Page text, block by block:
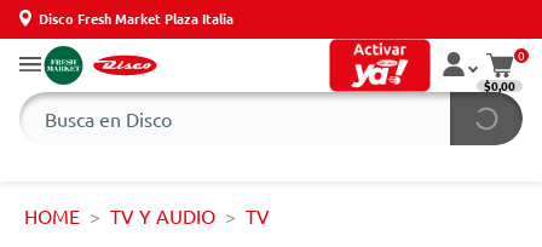
Disco Fresh Market Plaza Italia
0
$0,00
HOME TV Y AUDIO TV